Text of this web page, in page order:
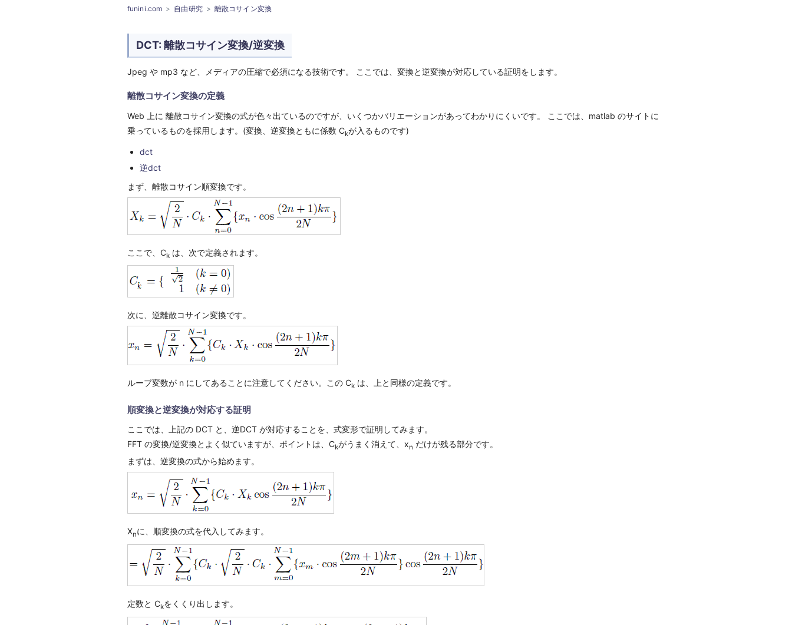
funini.com 自由研究 離散コサイン変換
DCT: 離散コサイン変換/逆変換
Jpeg や mp3 など、メディアの圧縮で必須になる技術です。 ここでは、変換と逆変換が対応している証明をします。
離散コサイン変換の定義
Web 上に 離散コサイン変換の式が色々出ているのですが、いくつかバリエーションがあってわかりにくいです。 ここでは、matlab のサイトに
乗っているものを採用します。(変換、逆変換ともに係数 Ckが入るものです)
dct
逆dct
まず、離散コサイン順変換です。
ここで、Ck は、次で定義されます。
次に、逆離散コサイン変換です。
ループ変数が n にしてあることに注意してください。この Ck は、上と同様の定義です。
順変換と逆変換が対応する証明
ここでは、上記の DCT と、逆DCT が対応することを、式変形で証明してみます。
FFT の変換/逆変換とよく似ていますが、ポイントは、Ckがうまく消えて、xn だけが残る部分です。
まずは、逆変換の式から始めます。
Xnに、順変換の式を代入してみます。
定数と Ckをくくり出します。